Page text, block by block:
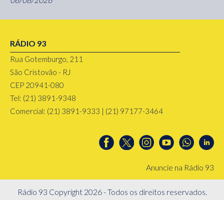
RÁDIO 93
Rua Gotemburgo, 211
São Cristovão - RJ
CEP 20941-080
Tel: (21) 3891-9348
Comercial: (21) 3891-9333 | (21) 97177-3464
Anuncie na Rádio 93
Rádio 93 Copyright 2026 - Todos os direitos reservados.